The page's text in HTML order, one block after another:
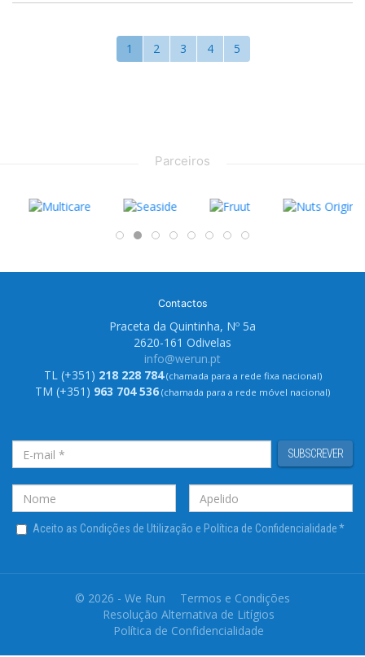
1 2 3 4 5
Parceiros
Contactos
Praceta da Quintinha, Nº 5a
2620-161 Odivelas
info@werun.pt
TL (+351) 218 228 784(chamada para a rede fixa nacional)
TM (+351) 963 704 536 (chamada para a rede móvel nacional)
SUBSCREVER
Aceito as Condições de Utilização e Política de Confidencialidade*
© 2026 - We Run
Termos e Condições
Resolução Alternativa de Litígios
Política de Confidencialidade